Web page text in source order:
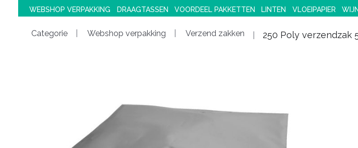
WEBSHOP VERPAKKING
DRAAGTASSEN VOORDEEL PAKKETTEN LINTEN VLOEIPAPIER
Categorie Webshop verpakking Verzend zakken 250 Poly verzendzak